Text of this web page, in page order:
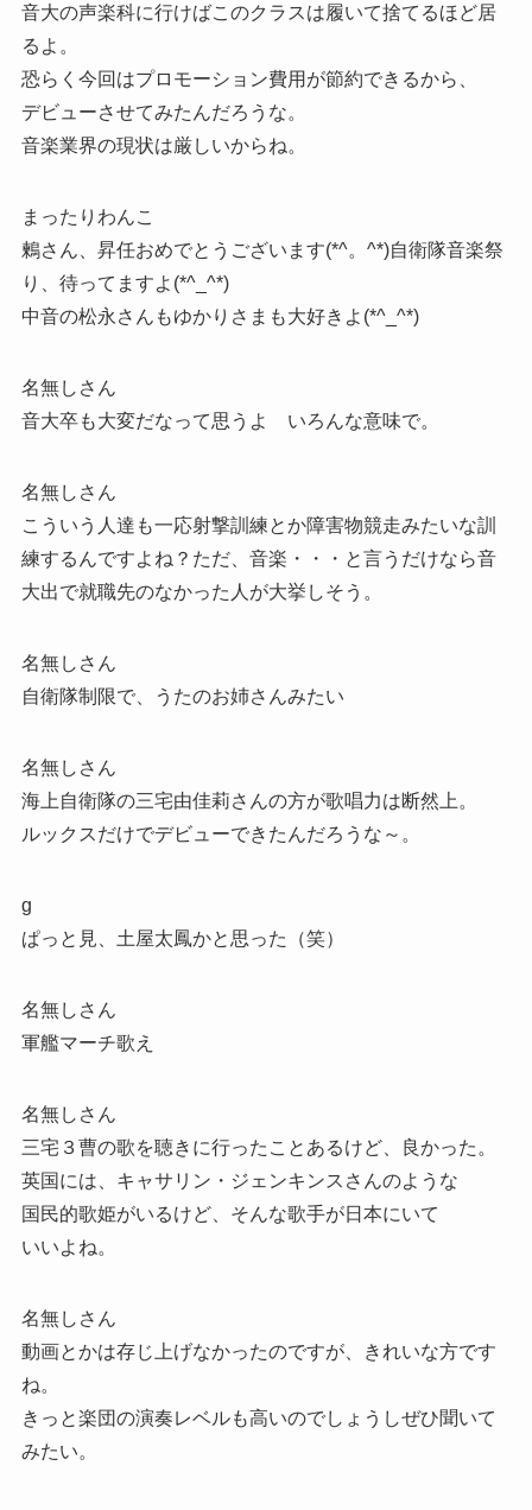
音大の声楽科に行けばこのクラスは履いて捨てるほど居
るよ。
恐らく今回はプロモーション費用が節約できるから、
デビューさせてみたんだろうな。
音楽業界の現状は厳しいからね。
まったりわんこ
鶫さん、昇任おめでとうございます(*^。^*)自衛隊音楽祭
り、待ってますよ(*^_^*)
中音の松永さんもゆかりさまも大好きよ(*^_^*)
名無しさん
音大卒も大変だなって思うよ いろんな意味で。
名無しさん
こういう人達も一応射撃訓練とか障害物競走みたいな訓
練するんですよね？ただ、音楽・・・と言うだけなら音
大出で就職先のなかった人が大挙しそう。
名無しさん
自衛隊制限で、うたのお姉さんみたい
名無しさん
海上自衛隊の三宅由佳莉さんの方が歌唱力は断然上。
ルックスだけでデビューできたんだろうな～。
g
ぱっと見、土屋太鳳かと思った（笑）
名無しさん
軍艦マーチ歌え
名無しさん
三宅３曹の歌を聴きに行ったことあるけど、良かった。
英国には、キャサリン・ジェンキンスさんのような
国民的歌姫がいるけど、そんな歌手が日本にいて
いいよね。
名無しさん
動画とかは存じ上げなかったのですが、きれいな方です
ね。
きっと楽団の演奏レベルも高いのでしょうしぜひ聞いて
みたい。